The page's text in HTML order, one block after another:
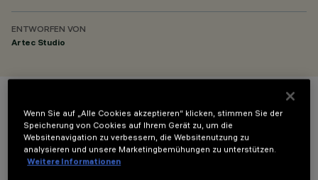
ENTWORFEN VON
Artec Studio
FARBE
Wenn Sie auf „Alle Cookies akzeptieren“ klicken, stimmen Sie der
Speicherung von Cookies auf Ihrem Gerät zu, um die
Websitenavigation zu verbessern, die Websitenutzung zu
analysieren und unsere Marketingbemühungen zu unterstützen.
Weitere Informationen